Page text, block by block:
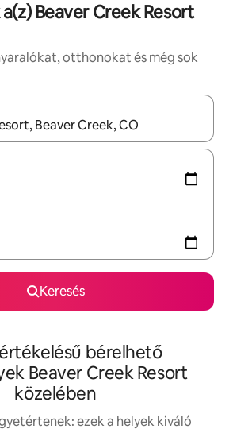
Beaver Creek Resort
otthonokat és még sok
a felfelé és a lefelé nyíllal
Keresés
bérelhető
Beaver Creek Resort
közelében
ezek a helyek kiváló